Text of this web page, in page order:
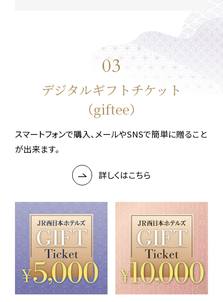
03
デジタルギフトチケット
（giftee）
スマートフォンで購入、メールやSNSで簡単に贈ること
が出来ます。
詳しくはこちら